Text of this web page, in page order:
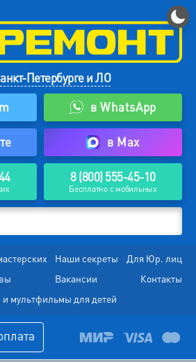
Петербурге и ЛО
в WhatsApp
в Max
8 (800) 555-45-10
Бесплатно с мобильных
Наши секреты
Для Юр. лиц
Вакансии
Контакты
и мультфильмы для детей